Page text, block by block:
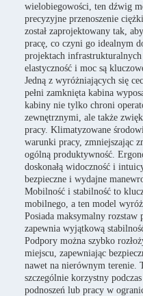
wielobiegowości, ten dźwig
precyzyjne przenoszenie
został zaprojektowany tak,
pracę, co czyni go idealnym
projektach
elastyczność i moc są
Jedną z wyróżniających się
pełni zamknięta kabina
kabiny nie tylko chroni
zewnętrznymi, ale także
pracy. Klimatyzowane
warunki pracy, zmniejszając
ogólną produktywność.
doskonałą widoczność i
bezpieczne i wydajne
Mobilność i stabilność to
mobilnego, a ten model
Posiada maksymalny
zapewnia wyjątkową
Podpory można szybko
miejscu, zapewniając
nawet na nierównym terenie.
szczególnie korzystny
podnoszeń lub pracy w